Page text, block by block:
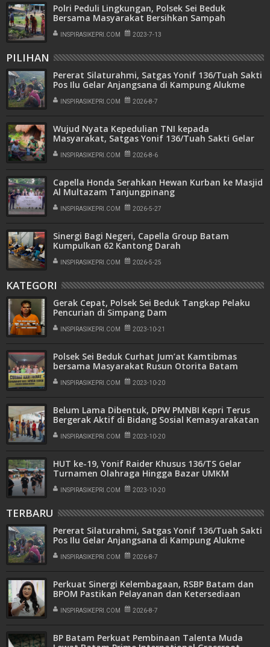
Polri Peduli Lingkungan, Polsek Sei Beduk
Bersama Masyarakat Bersihkan Sampah
Serentak di Kecamatan Sei Bed
INSPIRASIKEPRI.COM 2023-7-13
PILIHAN
Pererat Silaturahmi, Satgas Yonif 136/Tuah Sakti
Pos Ilu Gelar Anjangsana di Kampung Alukme
INSPIRASIKEPRI.COM 2026-8-7
Wujud Nyata Kepedulian TNI kepada
Masyarakat, Satgas Yonif 136/Tuah Sakti Gelar
Pengobatan Keliling di Kampung Kalome
INSPIRASIKEPRI.COM 2026-8-6
Capella Honda Serahkan Hewan Kurban ke Masjid
Al Multazam Tanjungpinang
INSPIRASIKEPRI.COM 2026-5-27
Sinergi Bagi Negeri, Capella Group Batam
Kumpulkan 62 Kantong Darah
INSPIRASIKEPRI.COM 2026-5-25
KATEGORI
Gerak Cepat, Polsek Sei Beduk Tangkap Pelaku
Pencurian di Simpang Dam
INSPIRASIKEPRI.COM 2023-10-21
Polsek Sei Beduk Curhat Jum’at Kamtibmas
bersama Masyarakat Rusun Otorita Batam
INSPIRASIKEPRI.COM 2023-10-20
Belum Lama Dibentuk, DPW PMNBI Kepri Terus
Bergerak Aktif di Bidang Sosial Kemasyarakatan
INSPIRASIKEPRI.COM 2023-10-20
HUT ke-19, Yonif Raider Khusus 136/TS Gelar
Turnamen Olahraga Hingga Bazar UMKM
INSPIRASIKEPRI.COM 2023-10-20
TERBARU
Pererat Silaturahmi, Satgas Yonif 136/Tuah Sakti
Pos Ilu Gelar Anjangsana di Kampung Alukme
INSPIRASIKEPRI.COM 2026-8-7
Perkuat Sinergi Kelembagaan, RSBP Batam dan
BPOM Pastikan Pelayanan dan Ketersediaan
INSPIRASIKEPRI.COM 2026-8-7
BP Batam Perkuat Pembinaan Talenta Muda